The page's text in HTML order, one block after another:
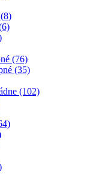
(8)
(76)
(35)
(102)